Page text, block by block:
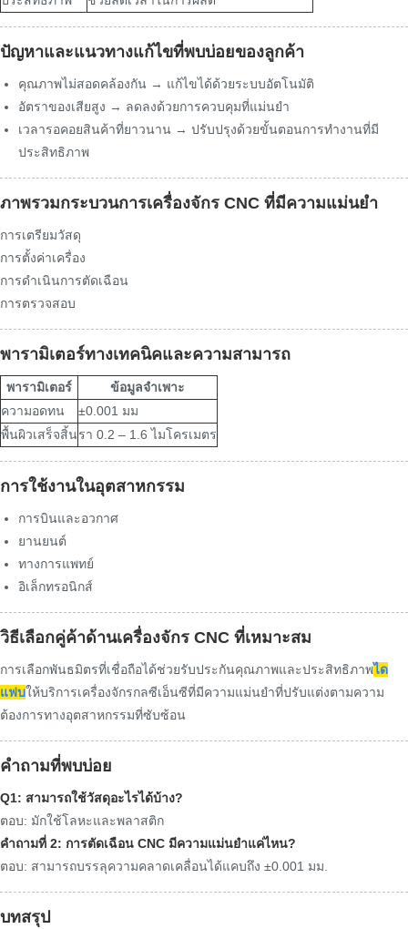
ปัญหาและแนวทางแก้ไขที่พบบ่อยของลูกค้า
คุณภาพไม่สอดคล้องกัน → แก้ไขได้ด้วยระบบอัตโนมัติ
อัตราของเสียสูง → ลดลงด้วยการควบคุมที่แม่นยำ
เวลารอคอยสินค้าที่ยาวนาน → ปรับปรุงด้วยขั้นตอนการทำงานที่มี
ประสิทธิภาพ
ภาพรวมกระบวนการเครื่องจักร CNC ที่มีความแม่นยำ
การเตรียมวัสดุ
การตั้งค่าเครื่อง
การดำเนินการตัดเฉือน
การตรวจสอบ
พารามิเตอร์ทางเทคนิคและความสามารถ
พารามิเตอร์
ข้อมูลจำเพาะ
ความอดทน
±0.001 มม
พื้นผิวเสร็จสิ้นรา 0.2 – 1.6 ไมโครเมตร
การใช้งานในอุตสาหกรรม
การบินและอวกาศ
ยานยนต์
ทางการแพทย์
อิเล็กทรอนิกส์
วิธีเลือกคู่ค้าด้านเครื่องจักร CNC ที่เหมาะสม
การเลือกพันธมิตรที่เชื่อถือได้ช่วยรับประกันคุณภาพและประสิทธิภาพได
แฟบให้บริการเครื่องจักรกลซีเอ็นซีที่มีความแม่นยำที่ปรับแต่งตามความ
ต้องการทางอุตสาหกรรมที่ซับซ้อน
คำถามที่พบบ่อย
Q1: สามารถใช้วัสดุอะไรได้บ้าง?
ตอบ: มักใช้โลหะและพลาสติก
คำถามที่ 2: การตัดเฉือน CNC มีความแม่นยำแค่ไหน?
ตอบ: สามารถบรรลุความคลาดเคลื่อนได้แคบถึง ±0.001 มม.
บทสรุป